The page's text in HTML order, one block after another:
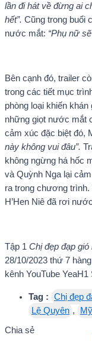
lần đi hát về đừng ai
hết”. Cũng trong buổi
nước mắt: “Phụ nữ
Bên cạnh đó, trailer
trong các tiết mục
phòng loại khiến
những giọt nước mắt
cảm xúc đặc biệt đó,
này không vui đâu”.
không ngừng há hốc
và Quỳnh Nga lại
ra trong chương
H’Hen Niê đã rơi
Tập 1 Chị đẹp đạp gió
28/10/2023 thứ 7
kênh YouTube YeaH1
Tag : Chị đẹp
Lệ Quyên ,
Chia sẻ